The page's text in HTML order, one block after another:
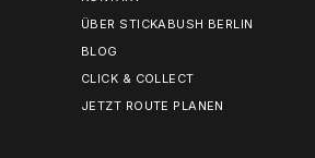
ÜBER STICKABUSH BERLIN
BLOG
CLICK & COLLECT
JETZT ROUTE PLANEN